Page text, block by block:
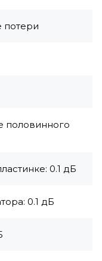
потери
половинного
0.1 дБ
0.1 дБ